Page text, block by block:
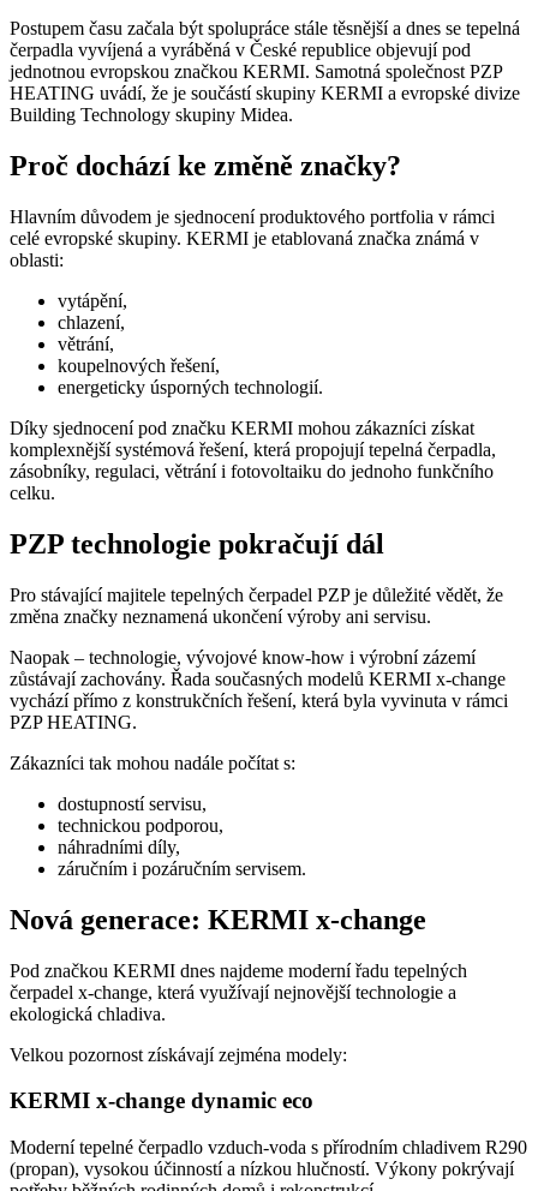
Postupem času začala být spolupráce stále těsnější a dnes se tepelná
čerpadla vyvíjená a vyráběná v České republice objevují pod
jednotnou evropskou značkou KERMI. Samotná společnost PZP
HEATING uvádí, že je součástí skupiny KERMI a evropské divize
Building Technology skupiny Midea.
Proč dochází ke změně značky?
Hlavním důvodem je sjednocení produktového portfolia v rámci
celé evropské skupiny. KERMI je etablovaná značka známá v
oblasti:
vytápění,
chlazení,
větrání,
koupelnových řešení,
energeticky úsporných technologií.
Díky sjednocení pod značku KERMI mohou zákazníci získat
komplexnější systémová řešení, která propojují tepelná čerpadla,
zásobníky, regulaci, větrání i fotovoltaiku do jednoho funkčního
celku.
PZP technologie pokračují dál
Pro stávající majitele tepelných čerpadel PZP je důležité vědět, že
změna značky neznamená ukončení výroby ani servisu.
Naopak – technologie, vývojové know-how i výrobní zázemí
zůstávají zachovány. Řada současných modelů KERMI x-change
vychází přímo z konstrukčních řešení, která byla vyvinuta v rámci
PZP HEATING.
Zákazníci tak mohou nadále počítat s:
dostupností servisu,
technickou podporou,
náhradními díly,
záručním i pozáručním servisem.
Nová generace: KERMI x-change
Pod značkou KERMI dnes najdeme moderní řadu tepelných
čerpadel x-change, která využívají nejnovější technologie a
ekologická chladiva.
Velkou pozornost získávají zejména modely:
KERMI x-change dynamic eco
Moderní tepelné čerpadlo vzduch-voda s přírodním chladivem R290
(propan), vysokou účinností a nízkou hlučností. Výkony pokrývají